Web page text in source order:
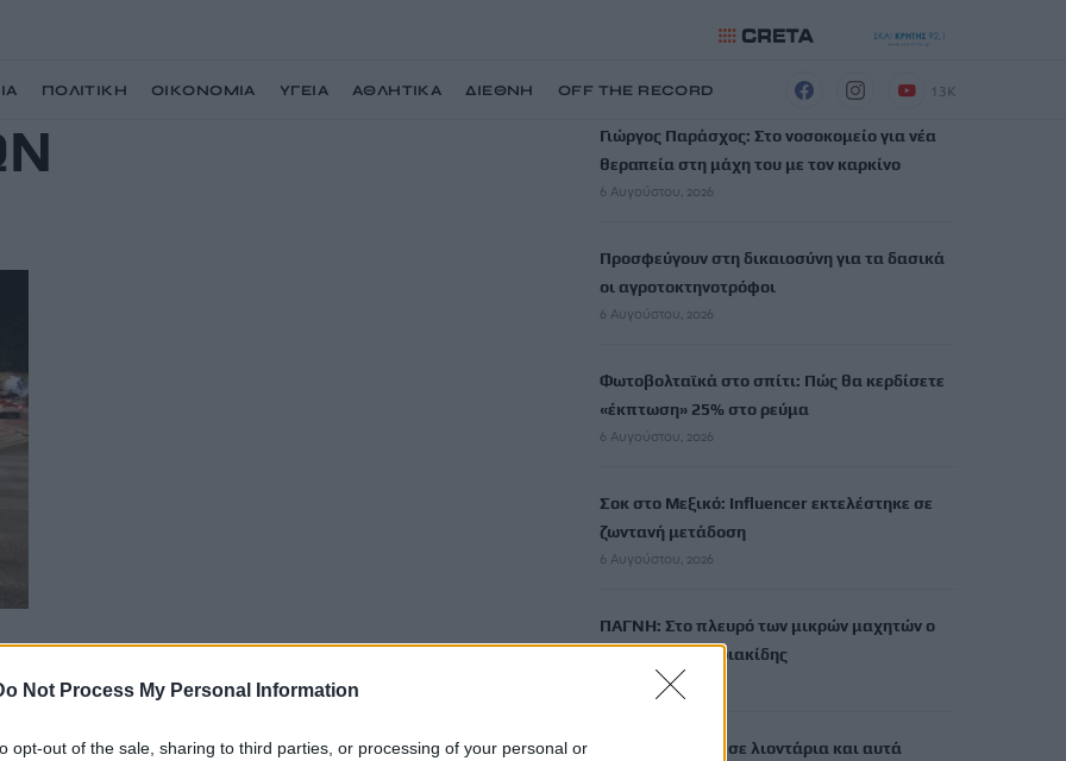
Not Process My Personal Information
opt-out of the sale, sharing to third parties, or processing of your personal or
ΠΟΛΙΤΙΚΗ ΟΙΚΟΝΟΜΙΑ ΥΓΕΙΑ ΑΘΛΗΤΙΚΑ ΔΙΕΘΝΗ OFF THE RECORD 13K
ΡΟΗ ΕΙΔΗΣΕΩΝ
Γιώργος Παράσχος: Στο νοσοκομείο για νέα
θεραπεία στη μάχη του με τον καρκίνο
6 Αυγούστου, 2026
Προσφεύγουν στη δικαιοσύνη για τα δασικά
οι αγροτοκτηνοτρόφοι
6 Αυγούστου, 2026
Φωτοβολταϊκά στο σπίτι: Πώς θα κερδίσετε
«έκπτωση» 25% στο ρεύμα
6 Αυγούστου, 2026
Σοκ στο Μεξικό: Influencer εκτελέστηκε σε
ζωντανή μετάδοση
6 Αυγούστου, 2026
ΠΑΓΝΗ: Στο πλευρό των μικρών μαχητών ο
Βλαδίμηρος Κυριακίδης
6 Αυγούστου, 2026
Έπαιξε μουσική σε λιοντάρια και αυτά